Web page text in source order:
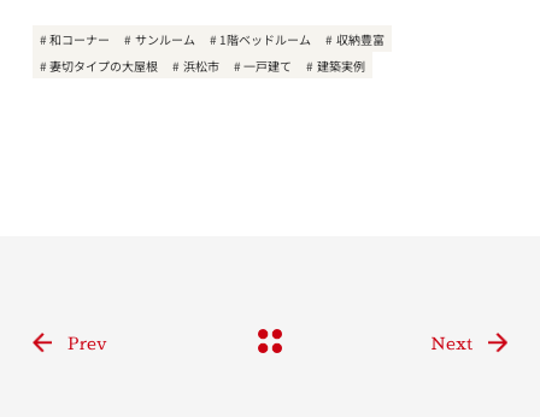
和コーナー サンルーム 1階ベッドルーム
収納豊富
妻切タイプの大屋根
浜松市 一戸建て 建築実例
Prev Next